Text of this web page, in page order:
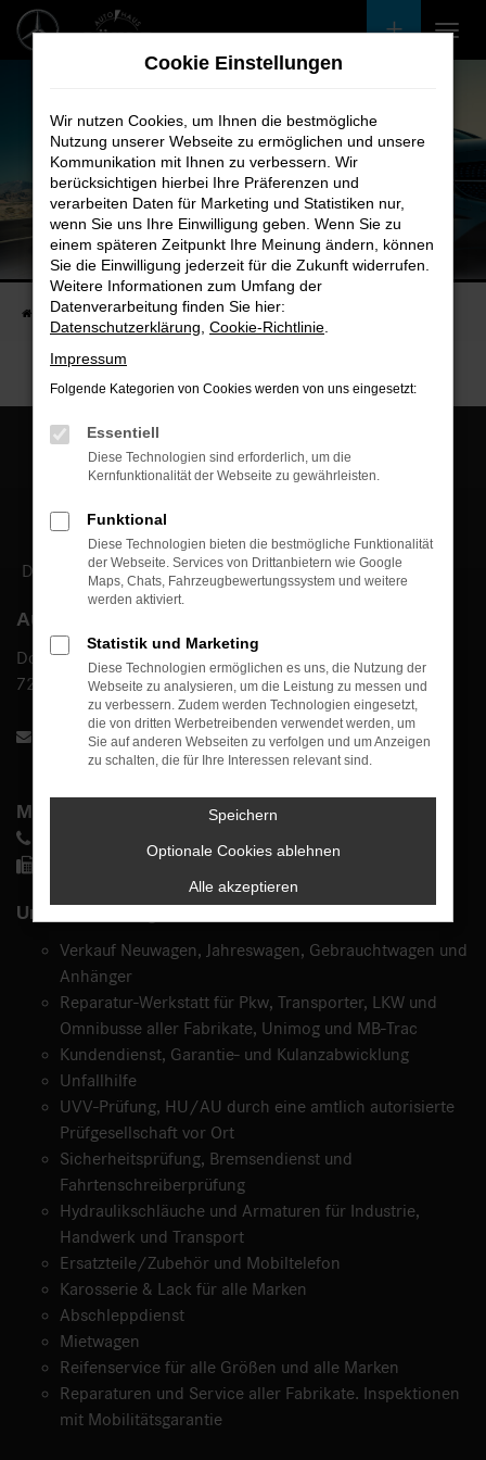
Zum
Unsere Fahrzeugangebote
Bei uns finden Sie bestimmt Ihren Nächsten
Startseite Fahrzeugangebote Bestandsfahrzeuge
DAS BESTE ODER NICHTS.
Autohaus Bühle GmbH
Dottinger Straße 81
72525 Münsingen
info@autohaus-buehle.de
Mercedes-Benz
Unsere Leistungen:
Verkauf Neuwagen, Jahreswagen, Gebrauchtwagen und
Anhänger
Reparatur-Werkstatt für Pkw, Transporter, LKW und
Omnibusse aller Fabrikate, Unimog und MB-Trac
Kundendienst, Garantie- und Kulanzabwicklung
Unfallhilfe
UVV-Prüfung, HU/AU durch eine amtlich autorisierte
Prüfgesellschaft vor Ort
Sicherheitsprüfung, Bremsendienst und
Fahrtenschreiberprüfung
Hydraulikschläuche und Armaturen für Industrie,
Handwerk und Transport
Ersatzteile/Zubehör und Mobiltelefon
Karosserie & Lack für alle Marken
Abschleppdienst
Mietwagen
Reifenservice für alle Größen und alle Marken
Reparaturen und Service aller Fabrikate. Inspektionen
mit Mobilitätsgarantie
Cookie Einstellungen
Wir nutzen Cookies, um Ihnen die bestmögliche
Nutzung unserer Webseite zu ermöglichen und unsere
Kommunikation mit Ihnen zu verbessern. Wir
berücksichtigen hierbei Ihre Präferenzen und
verarbeiten Daten für Marketing und Statistiken nur,
wenn Sie uns Ihre Einwilligung geben. Wenn Sie zu
einem späteren Zeitpunkt Ihre Meinung ändern, können
Sie die Einwilligung jederzeit für die Zukunft widerrufen.
Weitere Informationen zum Umfang der
Datenverarbeitung finden Sie hier:
Datenschutzerklärung Cookie-Richtlinie
Impressum
Folgende Kategorien von Cookies werden von uns eingesetzt:
Essentiell
Diese Technologien sind erforderlich, um die
Kernfunktionalität der Webseite zu gewährleisten.
Funktional
Diese Technologien bieten die bestmögliche Funktionalität
der Webseite. Services von Drittanbietern wie Google
Maps, Chats, Fahrzeugbewertungssystem und weitere
werden aktiviert.
Statistik und Marketing
Diese Technologien ermöglichen es uns, die Nutzung der
Webseite zu analysieren, um die Leistung zu messen und
zu verbessern. Zudem werden Technologien eingesetzt,
die von dritten Werbetreibenden verwendet werden, um
Sie auf anderen Webseiten zu verfolgen und um Anzeigen
zu schalten, die für Ihre Interessen relevant sind.
Speichern
Optionale Cookies ablehnen
Alle akzeptieren